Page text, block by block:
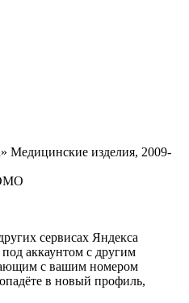
изделия, 2009-
сервисах Яндекса
аккаунтом с другим
с вашим номером
в новый профиль,